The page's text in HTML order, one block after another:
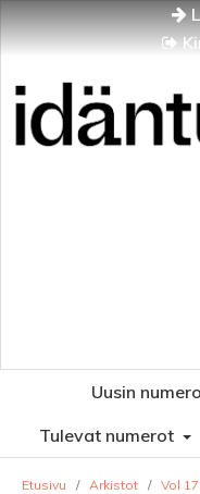
Uusin numero
Tulevat numerot
Etusivu / Arkistot / Vol